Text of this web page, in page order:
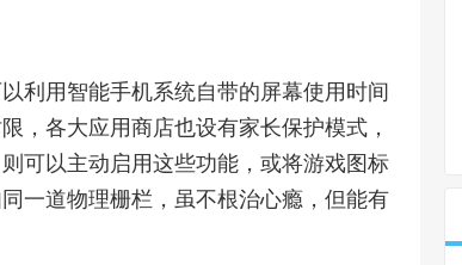
利用智能手机系统自带的屏幕使用时间
，各大应用商店也设有家长保护模式，
可以主动启用这些功能，或将游戏图标
一道物理栅栏，虽不根治心瘾，但能有